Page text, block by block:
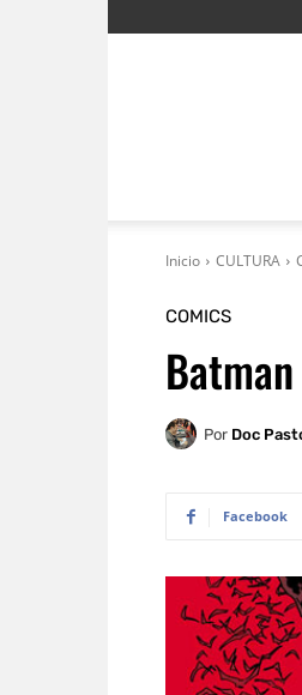
Inicio CULTURA
COMICS
Por Doc
Facebook